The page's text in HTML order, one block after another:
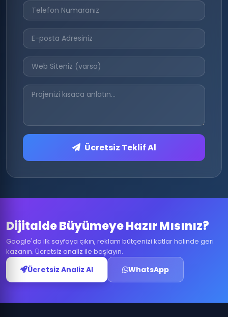
Ücretsiz Teklif Al
Dijitalde Büyümeye Hazır Mısınız?
Google'da ilk sayfaya çıkın, reklam bütçenizi katlar halinde geri
kazanın. Ücretsiz analiz ile başlayın.
Ücretsiz Analiz Al WhatsApp